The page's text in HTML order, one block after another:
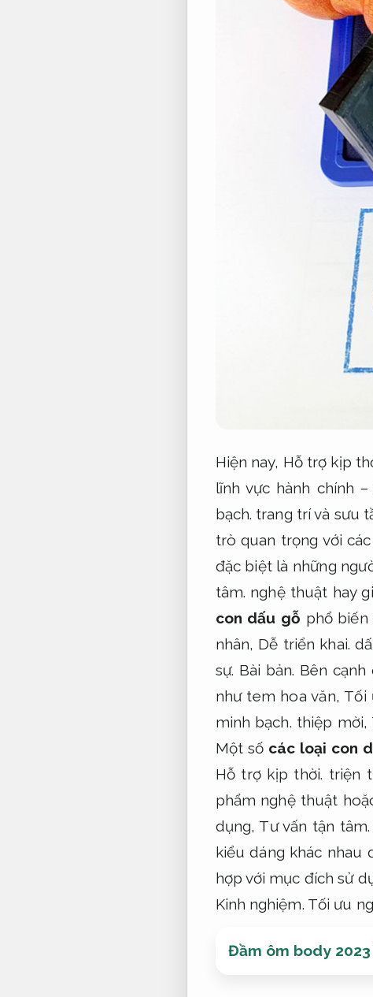
Hiện nay, Hỗ trợ kịp
lĩnh vực hành chính
bạch. trang trí và sưu
trò quan trọng với các
đặc biệt là những
tâm. nghệ thuật hay
con dấu gỗ phổ biến
nhân, Dễ triển khai.
sự. Bài bản. Bên cạnh
như tem hoa văn, Tối
minh bạch. thiệp mời,
Một số các loại con
Hỗ trợ kịp thời. triện
phẩm nghệ thuật
dụng, Tư vấn tận tâm.
kiểu dáng khác nhau
hợp với mục đích sử
Kinh nghiệm. Tối ưu
Đầm ôm body